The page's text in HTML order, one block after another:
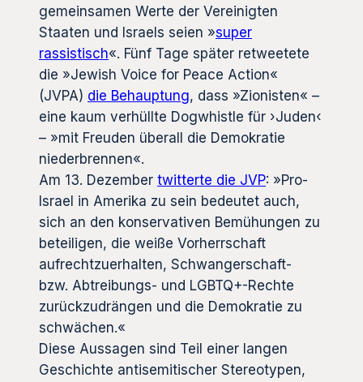
gemeinsamen Werte der Vereinigten
Staaten und Israels seien »super
rassistisch«. Fünf Tage später retweetete
die »Jewish Voice for Peace Action«
(JVPA) die Behauptung, dass »Zionisten« –
eine kaum verhüllte Dogwhistle für ›Juden‹
– »mit Freuden überall die Demokratie
niederbrennen«.
Am 13. Dezember twitterte die JVP: »Pro-
Israel in Amerika zu sein bedeutet auch,
sich an den konservativen Bemühungen zu
beteiligen, die weiße Vorherrschaft
aufrechtzuerhalten, Schwangerschaft-
bzw. Abtreibungs- und LGBTQ+-Rechte
zurückzudrängen und die Demokratie zu
schwächen.«
Diese Aussagen sind Teil einer langen
Geschichte antisemitischer Stereotypen,